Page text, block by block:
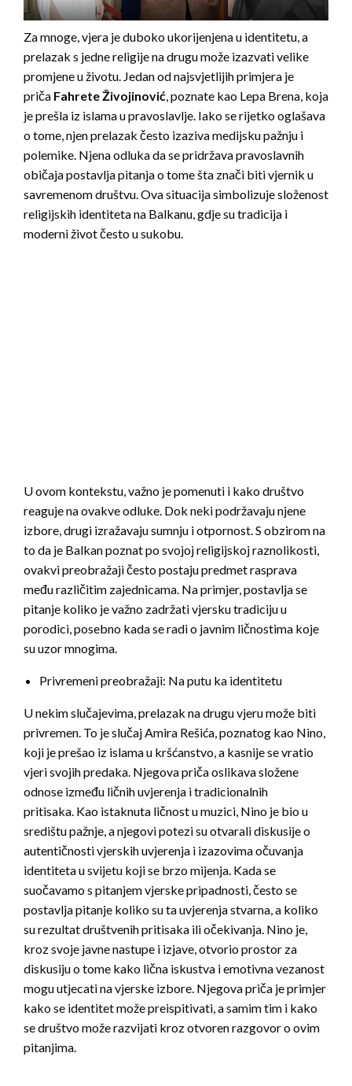
Za mnoge, vjera je duboko ukorijenjena u identitetu, a
prelazak s jedne religije na drugu može izazvati velike
promjene u životu. Jedan od najsvjetlijih primjera je
priča Fahrete Živojinović, poznate kao Lepa Brena, koja
je prešla iz islama u pravoslavlje. Iako se rijetko oglašava
o tome, njen prelazak često izaziva medijsku pažnju i
polemike. Njena odluka da se pridržava pravoslavnih
običaja postavlja pitanja o tome šta znači biti vjernik u
savremenom društvu. Ova situacija simbolizuje složenost
religijskih identiteta na Balkanu, gdje su tradicija i
moderni život često u sukobu.
U ovom kontekstu, važno je pomenuti i kako društvo
reaguje na ovakve odluke. Dok neki podržavaju njene
izbore, drugi izražavaju sumnju i otpornost. S obzirom na
to da je Balkan poznat po svojoj religijskoj raznolikosti,
ovakvi preobražaji često postaju predmet rasprava
među različitim zajednicama. Na primjer, postavlja se
pitanje koliko je važno zadržati vjersku tradiciju u
porodici, posebno kada se radi o javnim ličnostima koje
su uzor mnogima.
Privremeni preobražaji: Na putu ka identitetu
U nekim slučajevima, prelazak na drugu vjeru može biti
privremen. To je slučaj Amira Rešića, poznatog kao Nino,
koji je prešao iz islama u kršćanstvo, a kasnije se vratio
vjeri svojih predaka. Njegova priča oslikava složene
odnose između ličnih uvjerenja i tradicionalnih
pritisaka. Kao istaknuta ličnost u muzici, Nino je bio u
središtu pažnje, a njegovi potezi su otvarali diskusije o
autentičnosti vjerskih uvjerenja i izazovima očuvanja
identiteta u svijetu koji se brzo mijenja. Kada se
suočavamo s pitanjem vjerske pripadnosti, često se
postavlja pitanje koliko su ta uvjerenja stvarna, a koliko
su rezultat društvenih pritisaka ili očekivanja. Nino je,
kroz svoje javne nastupe i izjave, otvorio prostor za
diskusiju o tome kako lična iskustva i emotivna vezanost
mogu utjecati na vjerske izbore. Njegova priča je primjer
kako se identitet može preispitivati, a samim tim i kako
se društvo može razvijati kroz otvoren razgovor o ovim
pitanjima.